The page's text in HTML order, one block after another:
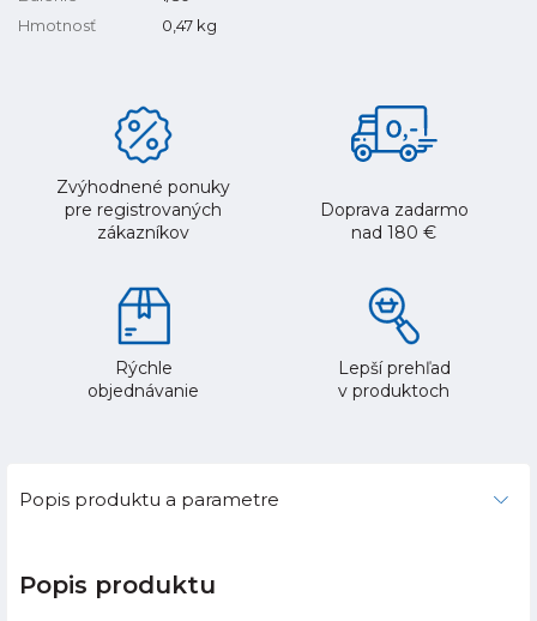
Hmotnosť
0,47 kg
Zvýhodnené ponuky
pre registrovaných
zákazníkov
Doprava zadarmo
nad 180 €
Rýchle
objednávanie
Lepší prehľad
v produktoch
Popis produktu a parametre
Popis produktu